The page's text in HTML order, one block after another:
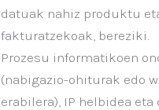
datuak nahiz produktu
fakturatzekoak, bereziki.
Prozesu informatikoen
(nabigazio-ohiturak edo
erabilera), IP helbidea eta